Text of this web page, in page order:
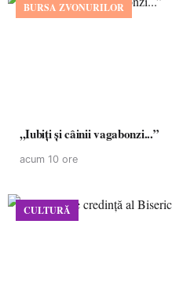
BURSA ZVONURILOR
,,Iubiți și câinii vagabonzi...”
acum 10 ore
CULTURĂ